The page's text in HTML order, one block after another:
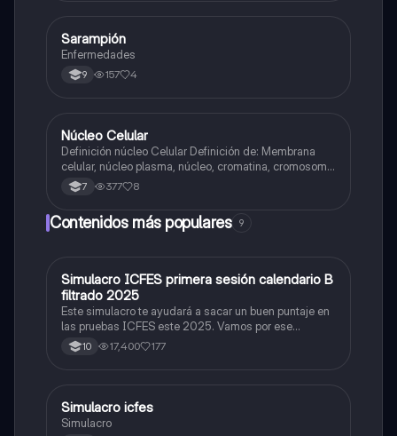
Biologia
Sarampión
Enfermedades
9 157 4
Biologia
Núcleo Celular
Definición núcleo Celular Definición de: Membrana
celular, núcleo plasma, núcleo, cromatina, cromosoma
Interfase Fases de la interfase
7 377 8
Contenidos más populares 9
ICFES: Matemáticas
Simulacro ICFES primera sesión calendario B
filtrado 2025
Este simulacro te ayudará a sacar un buen puntaje en
las pruebas ICFES este 2025. Vamos por ese
500/500. Y poder ser admitido en la universidad que
quieras, estudiar la carrera que quieres y no la que te
10 17,400 177
ICFES: Lectura Crítica
Simulacro icfes
Simulacro